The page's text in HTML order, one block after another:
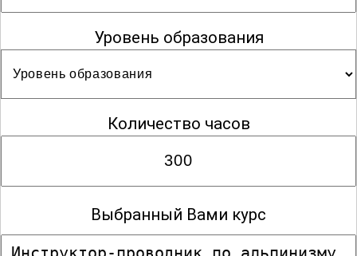
Уровень образования
Количество часов
Выбранный Вами курс